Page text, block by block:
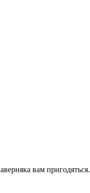
вам пригодяться.